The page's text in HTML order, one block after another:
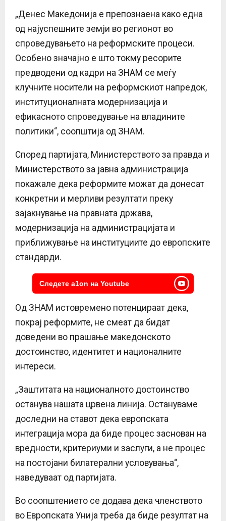
„Денес Македонија е препознаена како една
од најуспешните земји во регионот во
спроведувањето на реформските процеси.
Особено значајно е што токму ресорите
предводени од кадри на ЗНАМ се меѓу
клучните носители на реформскиот напредок,
институционалната модернизација и
ефикасното спроведување на владините
политики“, соопштија од ЗНАМ.
Според партијата, Министерството за правда и
Министерството за јавна администрација
покажале дека реформите можат да донесат
конкретни и мерливи резултати преку
зајакнување на правната држава,
модернизација на администрацијата и
приближување на институциите до европските
стандарди.
Следете a1on на Youtube
Од ЗНАМ истовремено потенцираат дека,
покрај реформите, не смеат да бидат
доведени во прашање македонското
достоинство, идентитет и националните
интереси.
„Заштитата на националното достоинство
останува нашата црвена линија. Остануваме
доследни на ставот дека европската
интеграција мора да биде процес заснован на
вредности, критериуми и заслуги, а не процес
на постојани билатерални условувања“,
наведуваат од партијата.
Во соопштението се додава дека членството
во Европската Унија треба да биде резултат на